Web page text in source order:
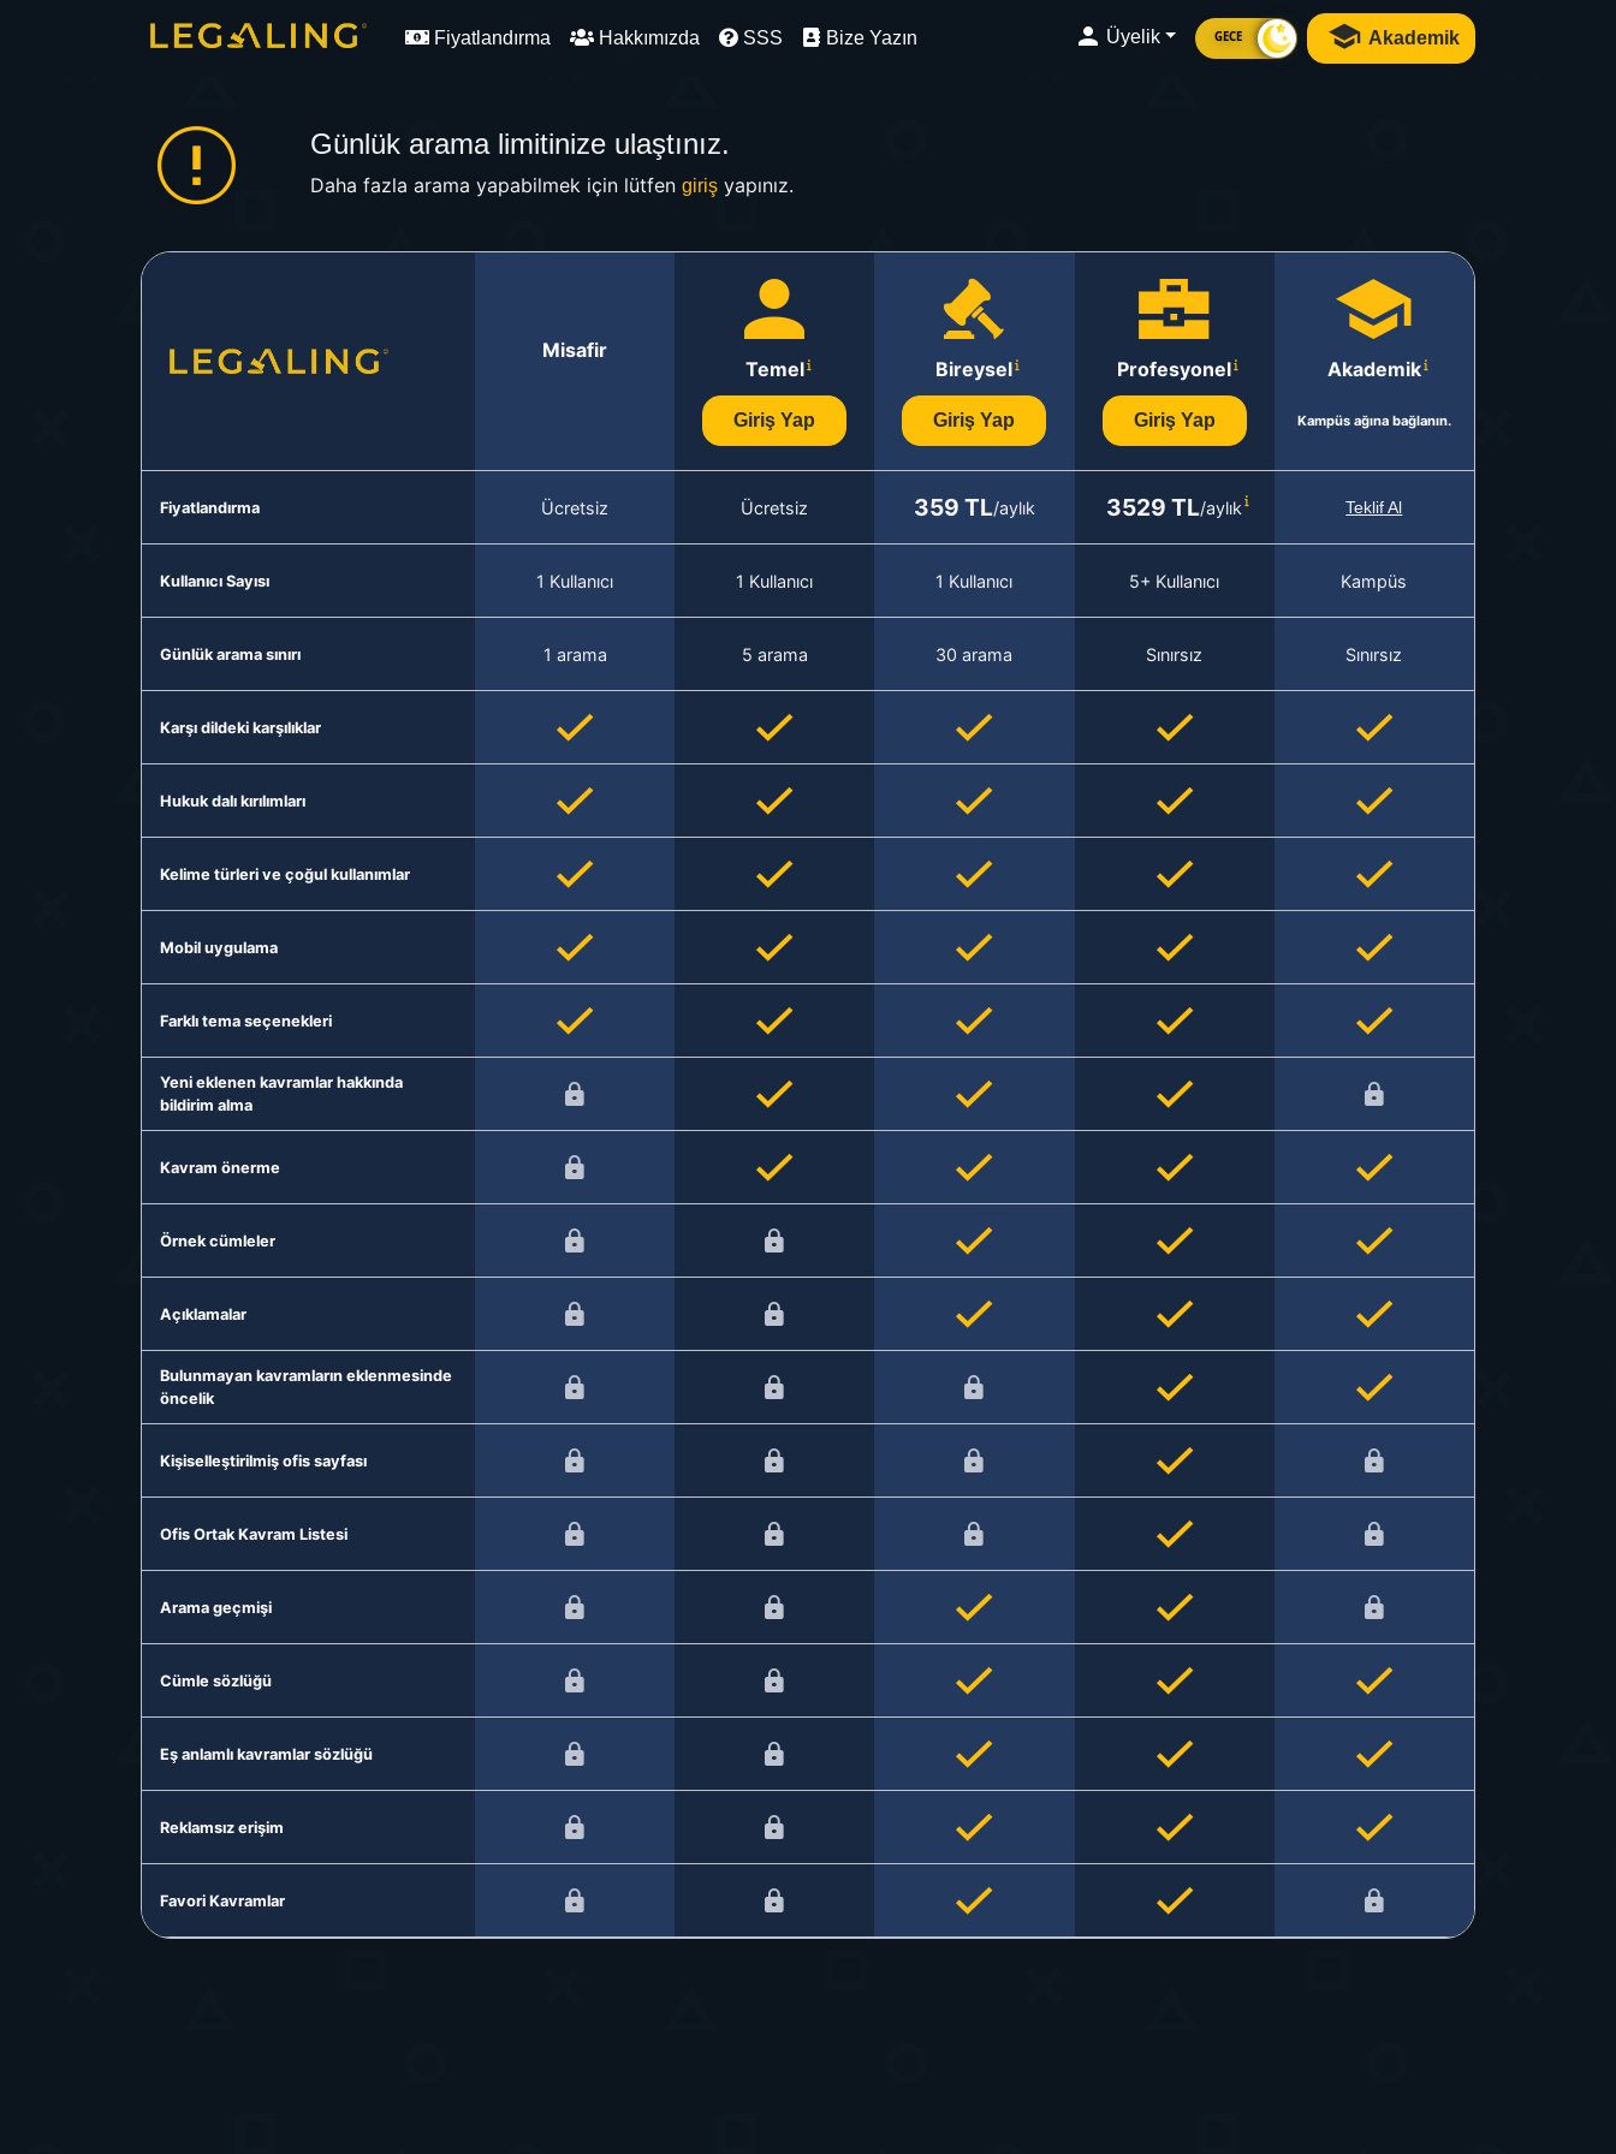
Fiyatlandırma Hakkımızda SSS Bize Yazın Üyelik GECE Akademik
Günlük arama limitinize ulaştınız.
Daha fazla arama yapabilmek için lütfen girişyapınız.
Misafir
Temel
Giriş Yap
Bireysel
Giriş Yap
Profesyonel
Giriş Yap
Akademik
Kampüs ağına bağlanın.
Fiyatlandırma Ücretsiz Ücretsiz 359 TL/aylık 3529 TL/aylık Teklif Al
Kullanıcı Sayısı 1 Kullanıcı 1 Kullanıcı 1 Kullanıcı 5+ Kullanıcı Kampüs
Günlük arama sınırı 1 arama 5 arama 30 arama Sınırsız Sınırsız
Karşı dildeki karşılıklar
Hukuk dalı kırılımları
Kelime türleri ve çoğul kullanımlar
Mobil uygulama
Farklı tema seçenekleri
Yeni eklenen kavramlar hakkında
bildirim alma
Kavram önerme
Örnek cümleler
Açıklamalar
Bulunmayan kavramların eklenmesinde
öncelik
Kişiselleştirilmiş ofis sayfası
Ofis Ortak Kavram Listesi
Arama geçmişi
Cümle sözlüğü
Eş anlamlı kavramlar sözlüğü
Reklamsız erişim
Favori Kavramlar